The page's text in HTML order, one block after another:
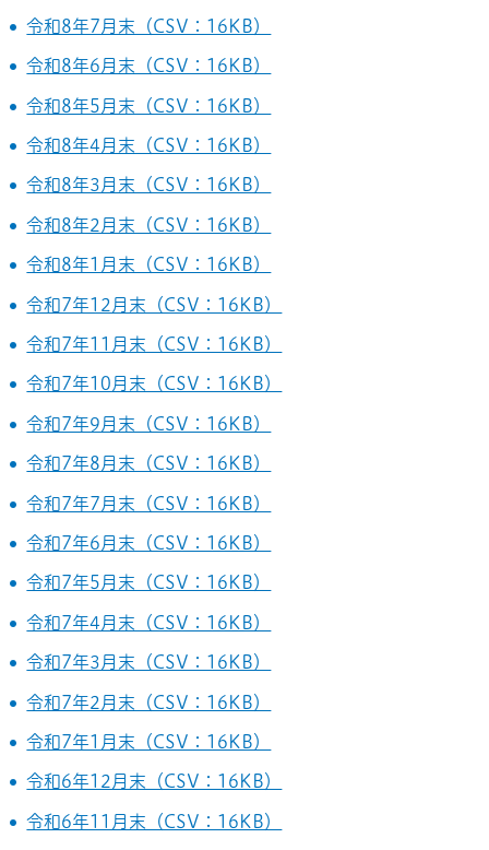
令和8年7月末（CSV：16KB）
令和8年6月末（CSV：16KB）
令和8年5月末（CSV：16KB）
令和8年4月末（CSV：16KB）
令和8年3月末（CSV：16KB）
令和8年2月末（CSV：16KB）
令和8年1月末（CSV：16KB）
令和7年12月末（CSV：16KB）
令和7年11月末（CSV：16KB）
令和7年10月末（CSV：16KB）
令和7年9月末（CSV：16KB）
令和7年8月末（CSV：16KB）
令和7年7月末（CSV：16KB）
令和7年6月末（CSV：16KB）
令和7年5月末（CSV：16KB）
令和7年4月末（CSV：16KB）
令和7年3月末（CSV：16KB）
令和7年2月末（CSV：16KB）
令和7年1月末（CSV：16KB）
令和6年12月末（CSV：16KB）
令和6年11月末（CSV：16KB）